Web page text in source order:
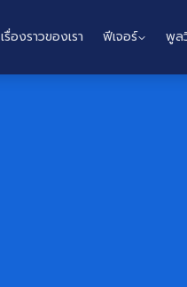
เรื่องราวของเรา ฟีเจอร์ พูล